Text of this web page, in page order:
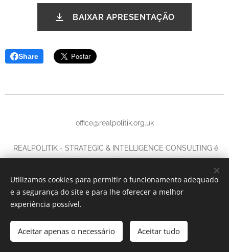
BAIXAR APRESENTAÇÃO
Share
office@realpolitik.org.uk
REALPOLITIK - STRATEGIC & INTELLIGENCE CONSULTING é
uma marca da IMPERIAL ACADEMY OF ADVANCED SCIENCE
Company number
Powered byWebnode Cookies
Utilizamos cookies para permitir o funcionamento adequado
e a segurança do site e para lhe oferecer a melhor
experiência possível.
Aceitar apenas o necessário Aceitar tudo